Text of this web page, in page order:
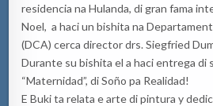
residencia na Hulanda, di gran fama
Noel, a haci un bishita na
(DCA) cerca director drs. Siegfried
Durante su bishita el a haci entrega di
“Maternidad”, di Soño pa Realidad!
E Buki ta relata e arte di pintura y